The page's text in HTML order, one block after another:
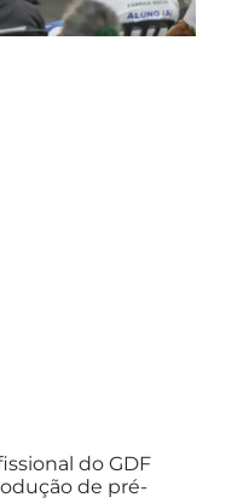
do GDF
de pré-